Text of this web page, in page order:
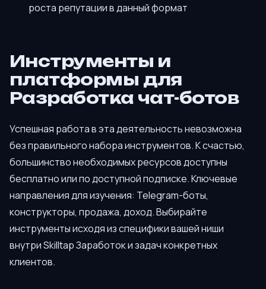
роста репутации в данный формат
Инструменты и
платформы для
Разработка чат-ботов
Успешная работа в эта деятельность невозможна
без правильного набора инструментов. К счастью,
большинство необходимых ресурсов доступны
бесплатно или по доступной подписке. Ключевые
направления для изучения: Telegram-боты,
конструкторы, продажа, доход. Выбирайте
инструменты исходя из специфики вашей ниши
внутри Skilltap Заработок и задач конкретных
клиентов.